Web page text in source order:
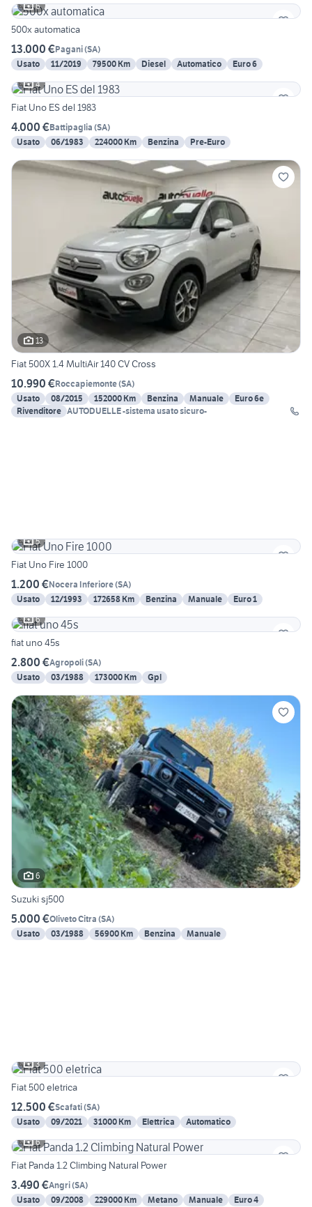
6
500x automatica
13.000 €Pagani(SA)
Usato
11/2019 79500 Km Diesel Automatico
Euro 6
4
Fiat Uno ES del 1983
4.000 €Battipaglia (SA)
Usato
06/1983 224000 Km Benzina Pre-Euro
13
Fiat 500X 1.4 MultiAir 140 CV Cross
10.990 €Roccapiemonte(SA)
Usato
08/2015 152000 Km Benzina Manuale
Euro 6e
Rivenditore
AUTODUELLE -sistema usato sicuro-
5
Fiat Uno Fire 1000
1.200 €Nocera Inferiore(SA)
Usato
12/1993 172658 Km Benzina Manuale
Euro 1
6
fiat uno 45s
2.800 €Agropoli(SA)
Usato
03/1988 173000 Km Gpl
6
Suzuki sj500
5.000 €Oliveto Citra (SA)
Usato
03/1988 56900 Km Benzina Manuale
3
Fiat 500 eletrica
12.500 €Scafati(SA)
Usato
09/2021 31000 Km Elettrica
Automatico
6
Fiat Panda 1.2 Climbing Natural Power
3.490 €Angri(SA)
Usato
09/2008 229000 Km Metano Manuale
Euro 4